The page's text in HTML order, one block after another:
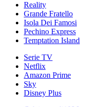
Reality
Grande Fratello
Isola Dei Famosi
Pechino Express
Temptation Island
Serie TV
Netflix
Amazon Prime
Sky
Disney Plus